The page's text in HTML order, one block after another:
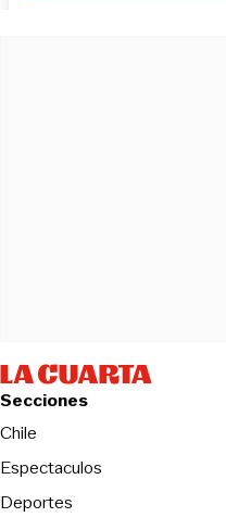
Secciones
Chile
Espectaculos
Deportes